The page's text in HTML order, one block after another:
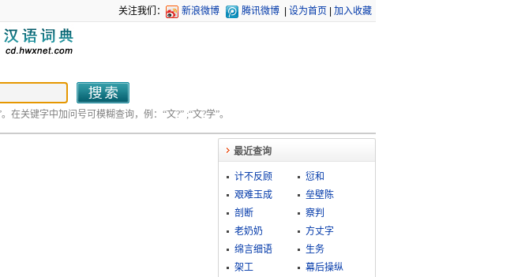
关注我们： 新浪微博 腾讯微博 设为首页 加入收藏
在关键字中加问号可模糊查询，例：“文?” ;“文?学”。
最近查询
计不反顾
愆和
艰难玉成
垒壁陈
剖断
察判
老奶奶
方丈字
绵言细语
生务
架工
幕后操纵